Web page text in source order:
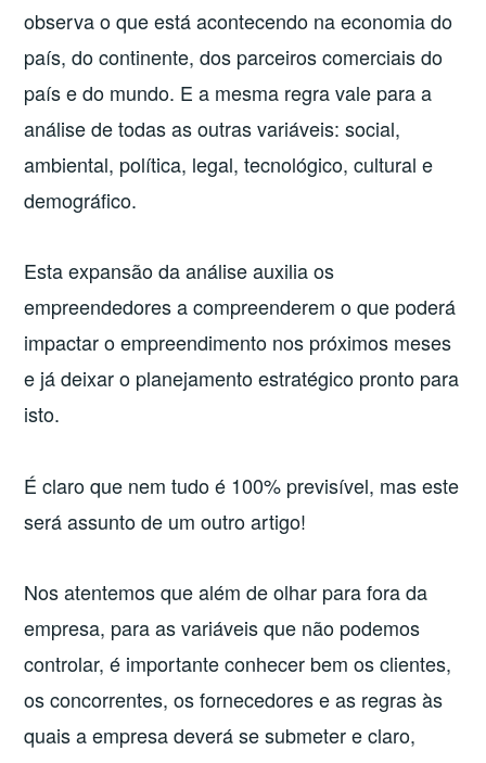
observa o que está acontecendo na economia do
país, do continente, dos parceiros comerciais do
país e do mundo. E a mesma regra vale para a
análise de todas as outras variáveis: social,
ambiental, política, legal, tecnológico, cultural e
demográfico.
Esta expansão da análise auxilia os
empreendedores a compreenderem o que poderá
impactar o empreendimento nos próximos meses
e já deixar o planejamento estratégico pronto para
isto.
É claro que nem tudo é 100% previsível, mas este
será assunto de um outro artigo!
Nos atentemos que além de olhar para fora da
empresa, para as variáveis que não podemos
controlar, é importante conhecer bem os clientes,
os concorrentes, os fornecedores e as regras às
quais a empresa deverá se submeter e claro,